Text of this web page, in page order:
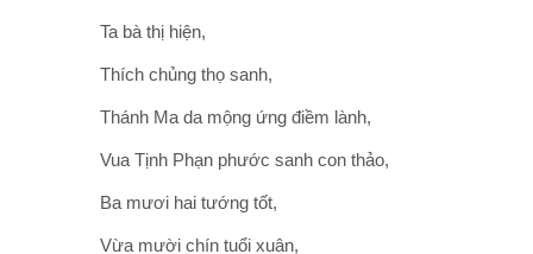
Ta bà thị hiện,
Thích chủng thọ sanh,
Thánh Ma da mộng ứng điềm lành,
Vua Tịnh Phạn phước sanh con thảo,
Ba mươi hai tướng tốt,
Vừa mười chín tuổi xuân,